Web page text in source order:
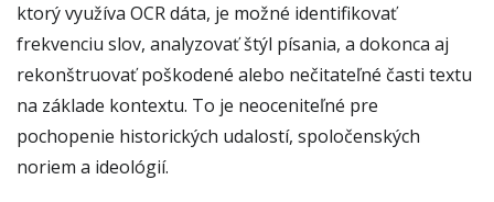
ktorý využíva OCR dáta, je možné identifikovať
frekvenciu slov, analyzovať štýl písania, a dokonca aj
rekonštruovať poškodené alebo nečitateľné časti textu
na základe kontextu. To je neoceniteľné pre
pochopenie historických udalostí, spoločenských
noriem a ideológií.